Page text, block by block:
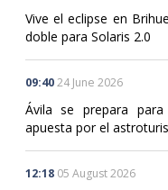
Vive el eclipse en
doble para Solaris 2.0
09:40 24 June 2026
Ávila se prepara
apuesta por el
12:18 05 August 2026